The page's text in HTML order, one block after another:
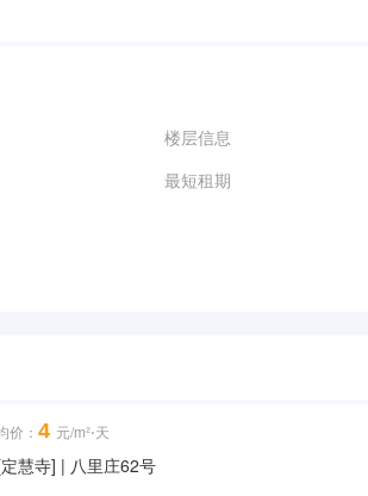
楼层信息
最短租期
价： 4 元/m²⋅天
慧寺] | 八里庄62号